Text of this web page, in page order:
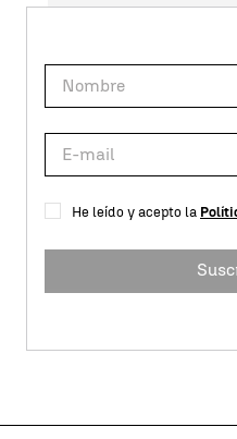
He leído y acepto la